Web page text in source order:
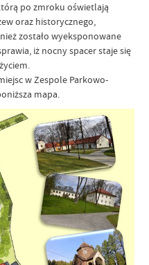
po zmroku oświetlają
oraz historycznego,
zostało wyeksponowane
iż nocny spacer staje się
w Zespole Parkowo-
mapa.